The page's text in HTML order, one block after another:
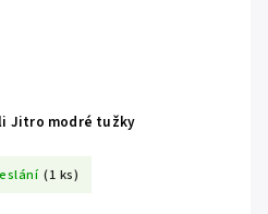
Jitro modré tužky
(1 ks)